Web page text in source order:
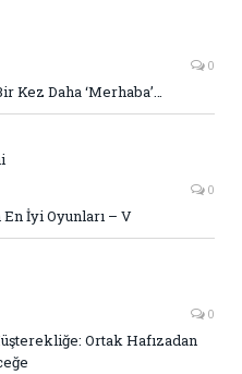
0
Kez Daha ‘Merhaba’…
0
İyi Oyunları – V
0
Ortak Hafızadan